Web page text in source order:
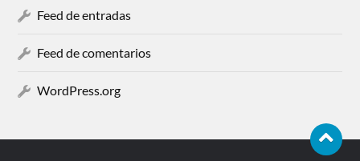
Feed de entradas
Feed de comentarios
WordPress.org